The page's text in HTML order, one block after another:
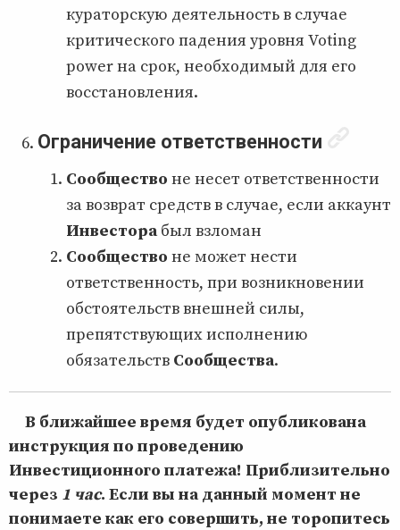
кураторскую деятельность в случае
критического падения уровня Voting
power на срок, необходимый для его
восстановления.
Ограничение ответственности
Сообщество не несет ответственности
за возврат средств в случае, если аккаунт
Инвестора был взломан
Сообщество не может нести
ответственность, при возникновении
обстоятельств внешней силы,
препятствующих исполнению
обязательств Сообщества.
В ближайшее время будет опубликована
инструкция по проведению
Инвестиционного платежа! Приблизительно
через 1 час. Если вы на данный момент не
понимаете как его совершить, не торопитесь